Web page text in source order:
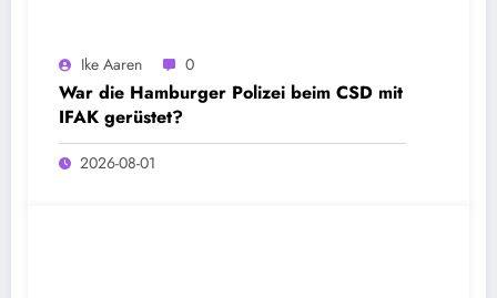
Ike Aaren 0
War die Hamburger Polizei beim CSD mit
IFAK gerüstet?
2026-08-01